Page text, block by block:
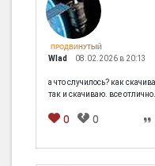
ПРОДВИНУТЫЙ
Wlad 08.02.2026 в 20:13
а что случилось? как
так и скачиваю. все отлично.
0 0